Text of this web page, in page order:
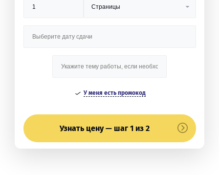
У меня есть промокод
Узнать цену — шаг 1 из 2